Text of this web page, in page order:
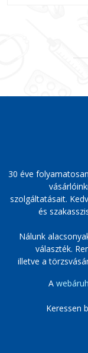
30 éve
szolgáltatásait.
és
Nálunk
választék.
illetve a
A
Keressen